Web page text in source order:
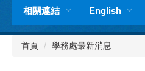
相關連結 English
首頁 學務處最新消息